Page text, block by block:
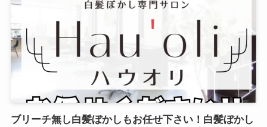
ブリーチ無し白髪ぼかしもお任せ下さい！白髪ぼかし